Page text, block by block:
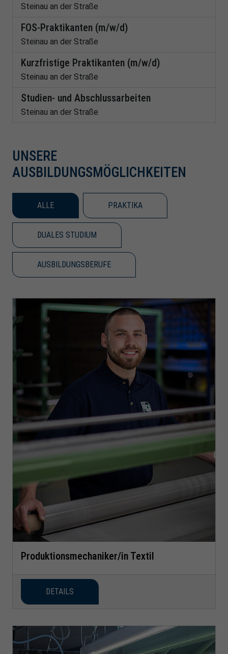
Steinau an der Straße
FOS-Praktikanten (m/w/d)
Steinau an der Straße
Kurzfristige Praktikanten (m/w/d)
Steinau an der Straße
Studien- und Abschlussarbeiten
Steinau an der Straße
UNSERE
AUSBILDUNGSMÖGLICHKEITEN
ALLE PRAKTIKA
DUALES STUDIUM
AUSBILDUNGSBERUFE
Produktionsmechaniker/in Textil
DETAILS